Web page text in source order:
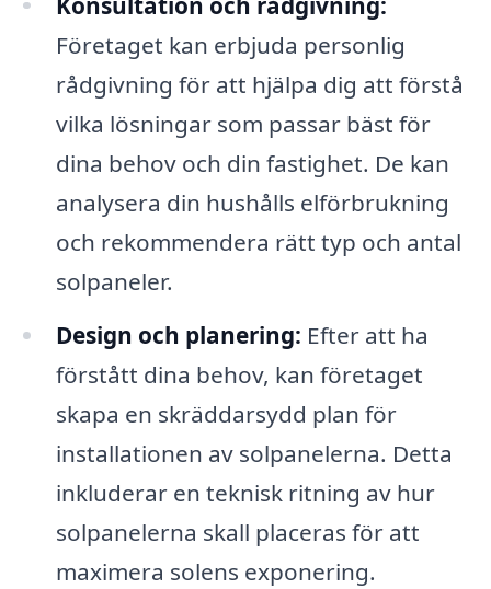
Företaget kan erbjuda personlig
rådgivning för att hjälpa dig att förstå
vilka lösningar som passar bäst för
dina behov och din fastighet. De kan
analysera din hushålls elförbrukning
och rekommendera rätt typ och antal
solpaneler.
Design och planering: Efter att ha
förstått dina behov, kan företaget
skapa en skräddarsydd plan för
installationen av solpanelerna. Detta
inkluderar en teknisk ritning av hur
solpanelerna skall placeras för att
maximera solens exponering.